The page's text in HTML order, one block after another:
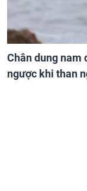
Chân dung nam
ngược khi than